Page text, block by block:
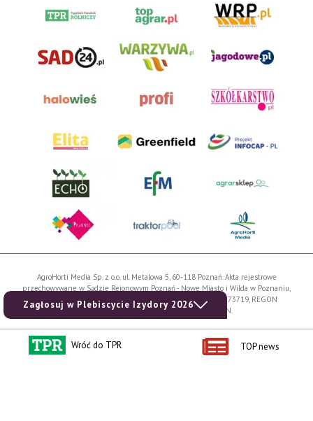
Zagłosuj w Plebiscycie Izydory 2026
AgroHorti Media Sp. z o.o. ul. Metalowa 5, 60-118 Poznań. Akta rejestrowe
przechowywane w Sądzie Rejonowym Poznań - Nowe Miasto i Wilda w Poznaniu,
VIII Wydziale Gospodarczym, KRS 0001116269, NIP 7792573719, REGON
529158846, kapitał zakładowy: 3.608.000 PLN.
AgroHorti Media Sp. z o.o, są zastrzeżone i chronione prawem autorskim,
kopiowanie i dalsze rozpowszechnianie treści jest zabronione. (art. 25 ust. 1 pkt 1b
Wróć do TPR TOP news